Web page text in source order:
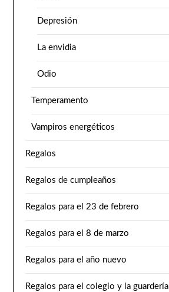
Depresión
La envidia
Odio
Temperamento
Vampiros energéticos
Regalos
Regalos de cumpleaños
Regalos para el 23 de febrero
Regalos para el 8 de marzo
Regalos para el año nuevo
Regalos para el colegio y la guardería